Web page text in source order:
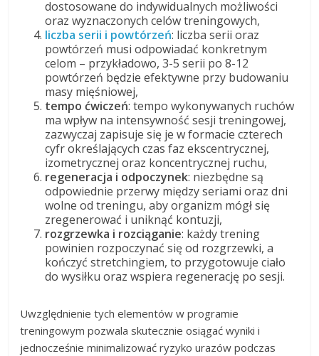
dostosowane do indywidualnych możliwości
oraz wyznaczonych celów treningowych,
liczba serii i powtórzeń: liczba serii oraz
powtórzeń musi odpowiadać konkretnym
celom – przykładowo, 3-5 serii po 8-12
powtórzeń będzie efektywne przy budowaniu
masy mięśniowej,
tempo ćwiczeń: tempo wykonywanych ruchów
ma wpływ na intensywność sesji treningowej,
zazwyczaj zapisuje się je w formacie czterech
cyfr określających czas faz ekscentrycznej,
izometrycznej oraz koncentrycznej ruchu,
regeneracja i odpoczynek: niezbędne są
odpowiednie przerwy między seriami oraz dni
wolne od treningu, aby organizm mógł się
zregenerować i uniknąć kontuzji,
rozgrzewka i rozciąganie: każdy trening
powinien rozpoczynać się od rozgrzewki, a
kończyć stretchingiem, to przygotowuje ciało
do wysiłku oraz wspiera regenerację po sesji.
Uwzględnienie tych elementów w programie
treningowym pozwala skutecznie osiągać wyniki i
jednocześnie minimalizować ryzyko urazów podczas